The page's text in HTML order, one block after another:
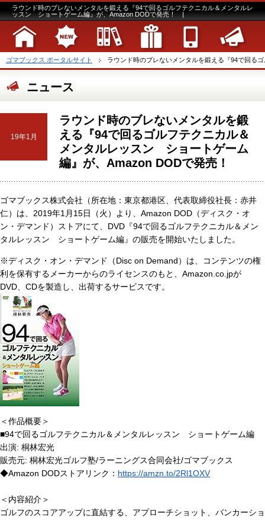
ラウンド時のブレないメンタルを鍛える『94で回るゴルフテクニカル＆メンタルレ
ッスン ショートゲーム編』が、Amazon DODで発売！ |
ゴマブックス ポータルサイト ラウンド時のブレないメンタルを鍛える『94で回る
ニュース
19年1月
ラウンド時のブレないメンタルを鍛
える『94で回るゴルフテクニカル＆
メンタルレッスン ショートゲーム
編』が、Amazon DODで発売！
ゴマブックス株式会社（所在地：東京都港区、代表取締役社長：赤井
仁）は、2019年1月15日（火）より、Amazon DOD（ディスク・オ
ン・デマンド）ストアにて、DVD『94で回るゴルフテクニカル＆メン
タルレッスン ショートゲーム編』の販売を開始いたしました。
※ディスク・オン・デマンド（Disc on Demand）は、コンテンツの権
利を保有するメーカーからのライセンスのもと、Amazon.co.jpが
DVD、CDを製造し、出荷するサービスです。
＜作品概要＞
■94で回るゴルフテクニカル＆メンタルレッスン ショートゲーム編
出演: 桐林宏光
販売元: 桐林宏光ゴルフ塾/ラーニングス合同会社/ゴマブックス
◆Amazon DODストアリンク： https://amzn.to/2Rl1OXV
＜内容紹介＞
ゴルフのスコアアップに直結する、アプローチショット、バンカーショ